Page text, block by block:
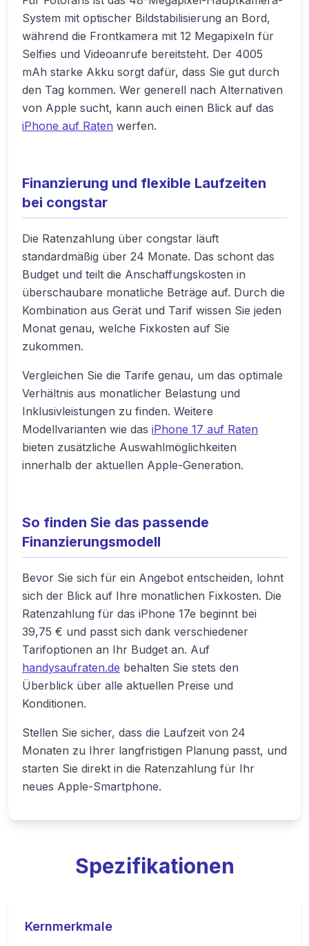
System mit optischer Bildstabilisierung an Bord,
während die Frontkamera mit 12 Megapixeln für
Selfies und Videoanrufe bereitsteht. Der 4005
mAh starke Akku sorgt dafür, dass Sie gut durch
den Tag kommen. Wer generell nach Alternativen
von Apple sucht, kann auch einen Blick auf das
iPhone auf Raten werfen.
Finanzierung und flexible Laufzeiten
bei congstar
Die Ratenzahlung über congstar läuft
standardmäßig über 24 Monate. Das schont das
Budget und teilt die Anschaffungskosten in
überschaubare monatliche Beträge auf. Durch die
Kombination aus Gerät und Tarif wissen Sie jeden
Monat genau, welche Fixkosten auf Sie
zukommen.
Vergleichen Sie die Tarife genau, um das optimale
Verhältnis aus monatlicher Belastung und
Inklusivleistungen zu finden. Weitere
Modellvarianten wie das iPhone 17 auf Raten
bieten zusätzliche Auswahlmöglichkeiten
innerhalb der aktuellen Apple-Generation.
So finden Sie das passende
Finanzierungsmodell
Bevor Sie sich für ein Angebot entscheiden, lohnt
sich der Blick auf Ihre monatlichen Fixkosten. Die
Ratenzahlung für das iPhone 17e beginnt bei
39,75 € und passt sich dank verschiedener
Tarifoptionen an Ihr Budget an. Auf
handysaufraten.de behalten Sie stets den
Überblick über alle aktuellen Preise und
Konditionen.
Stellen Sie sicher, dass die Laufzeit von 24
Monaten zu Ihrer langfristigen Planung passt, und
starten Sie direkt in die Ratenzahlung für Ihr
neues Apple-Smartphone.
Spezifikationen
Kernmerkmale